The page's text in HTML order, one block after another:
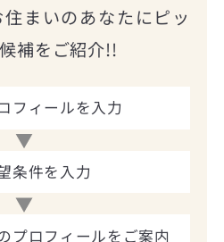
まいのあなたにピッ
補をご紹介!!
フィールを入力
条件を入力
プロフィールをご案内